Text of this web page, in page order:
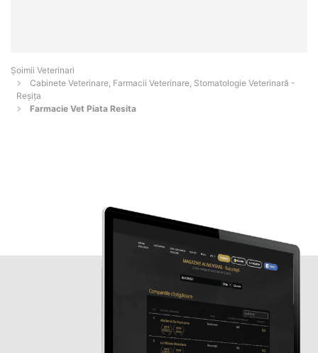
Șoimii Veterinari
Cabinete Veterinare, Farmacii Veterinare, Stomatologie Veterinară -
Reşiţa
Farmacie Vet Piata Resita